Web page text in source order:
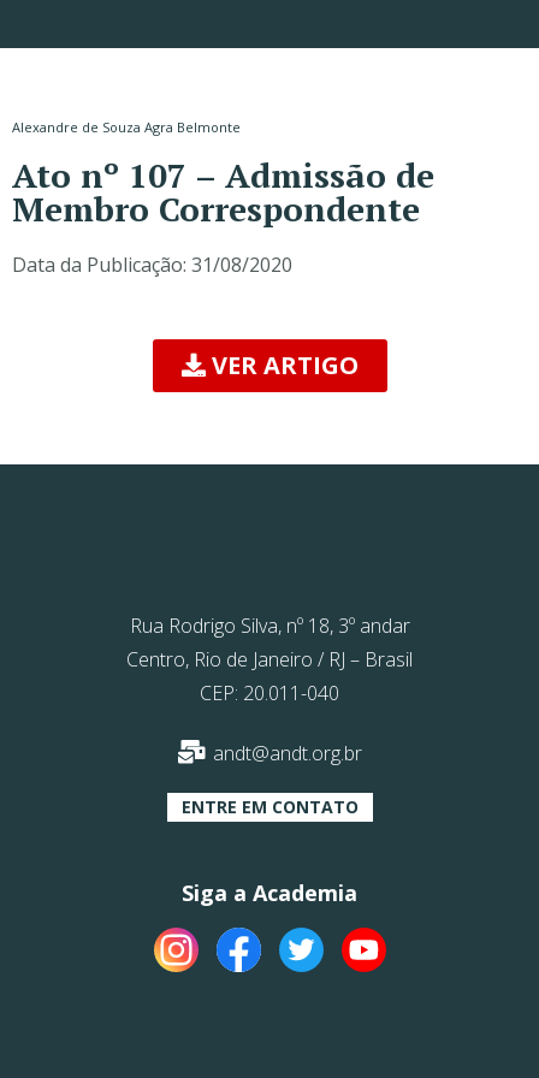
Alexandre de Souza Agra Belmonte
Ato nº 107 – Admissão de
Membro Correspondente
Data da Publicação: 31/08/2020
VER ARTIGO
Rua Rodrigo Silva, nº 18, 3º andar
Centro, Rio de Janeiro / RJ – Brasil
CEP: 20.011-040
andt@andt.org.br
ENTRE EM CONTATO
Siga a Academia